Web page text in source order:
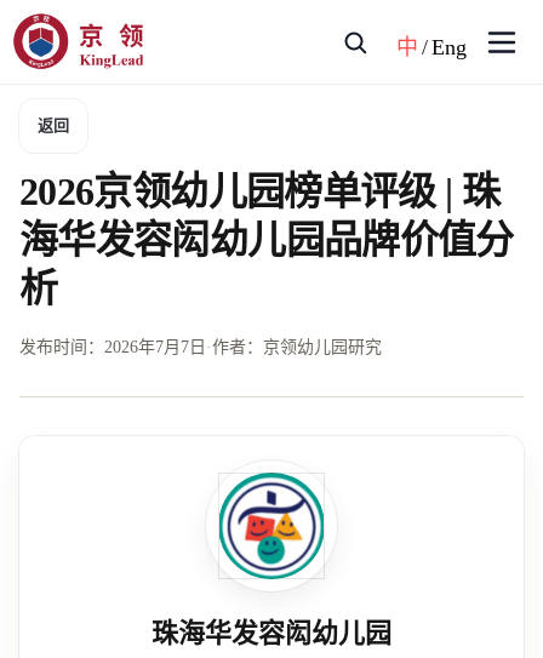
中 /Eng
返回
2026京领幼儿园榜单评级 | 珠
海华发容闳幼儿园品牌价值分
析
发布时间： 2026年7月7日 ·作者：京领幼儿园研究
珠海华发容闳幼儿园